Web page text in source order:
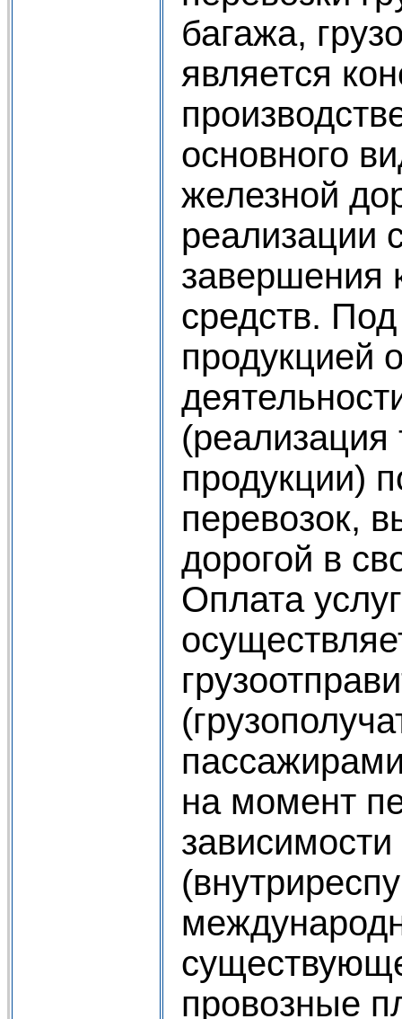
багажа,
является
основного
железной
реализации
завершения
средств.
продукцией
(реализация
продукции)
перевозок,
дорогой в
Оплата
на момент
провозные